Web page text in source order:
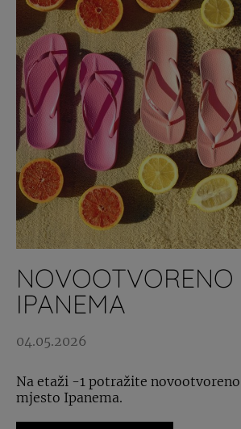
NOVOOTVORENO
IPANEMA
04.05.2026
Na etaži -1 potražite
mjesto Ipanema.